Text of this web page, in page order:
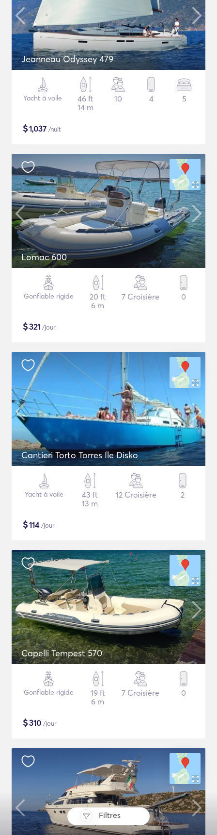
Filtres
Jeanneau Odyssey 479
Yacht à voile
46 ft
14 m
10 4 5
$1,037 /nuit
Lomac 600
Gonflable rigide
20 ft
6 m
7 Croisière 0
$321 /jour
Cantieri Torto Torres Ile Disko
Yacht à voile
43 ft
13 m
12 Croisière 2
$114/jour
Capelli Tempest 570
Gonflable rigide
19 ft
6 m
7 Croisière 0
$310 /jour